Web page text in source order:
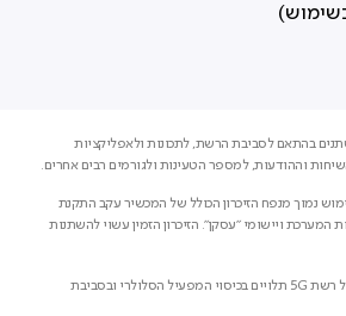
בהתאם לסביבת הרשת, לתכונות ולאפליקציות
וההודעות, למספר הטעינות ולגורמים רבים אחרים.
נמוך מנפח הזיכרון הכולל של המכשיר עקב התקנת
המערכת ויישומי "עסקן". הזיכרון הזמין עשוי להשתנות
המהירות והביצועים של רשת 5G תלויים בכיסוי המפעיל הסלולרי ובסביבת